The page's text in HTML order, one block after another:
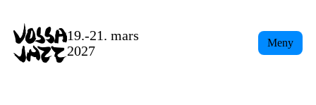
content
19.-21. mars
2027
Meny